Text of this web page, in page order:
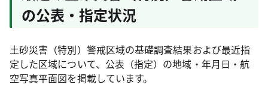
の公表・指定状況
土砂災害（特別）警戒区域の基礎調査結果および最近指
定した区域について、公表（指定）の地域・年月日・航
空写真平面図を掲載しています。